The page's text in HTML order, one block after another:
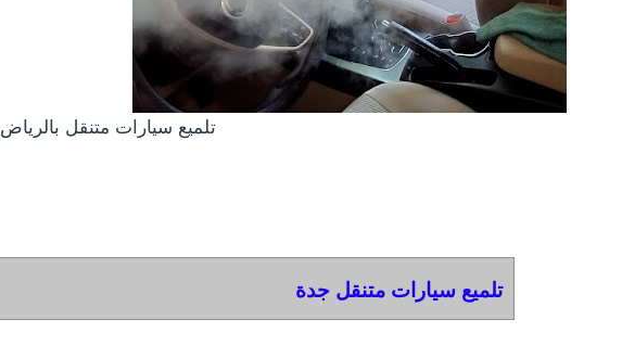
تلميع سيارات متنقل بالرياض
تلميع سيارات متنقل جدة